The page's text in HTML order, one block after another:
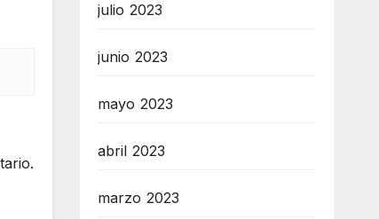
julio 2023
junio 2023
mayo 2023
abril 2023
marzo 2023